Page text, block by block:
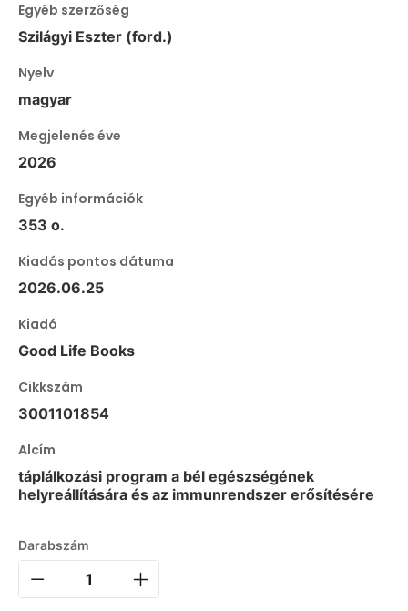
Egyéb szerzőség
Szilágyi Eszter (ford.)
Nyelv
magyar
Megjelenés éve
2026
Egyéb információk
353 o.
Kiadás pontos dátuma
2026.06.25
Kiadó
Good Life Books
Cikkszám
3001101854
Alcím
táplálkozási program a bél egészségének
helyreállítására és az immunrendszer erősítésére
Darabszám